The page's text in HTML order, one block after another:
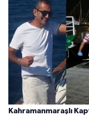
Kahramanmaraşlı